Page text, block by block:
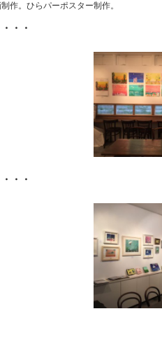
作。ひらパーポスター制作。
・・
・・